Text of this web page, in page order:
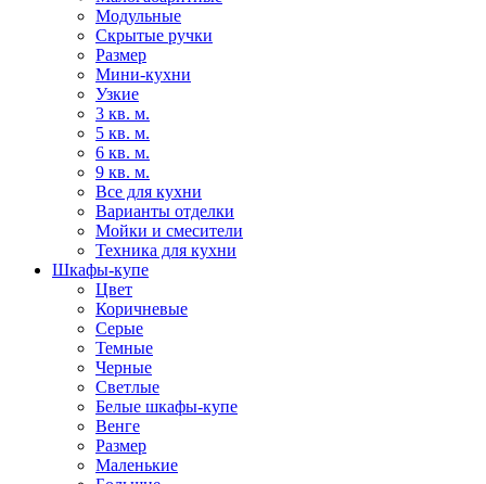
Модульные
Скрытые ручки
Размер
Мини-кухни
Узкие
3 кв. м.
5 кв. м.
6 кв. м.
9 кв. м.
Все для кухни
Варианты отделки
Мойки и смесители
Техника для кухни
Шкафы-купе
Цвет
Коричневые
Серые
Темные
Черные
Светлые
Белые шкафы-купе
Венге
Размер
Маленькие